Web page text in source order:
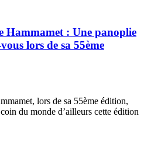
Hammamet : Une panoplie
lors de sa 55ème
lors de sa 55ème édition,
du monde d’ailleurs cette édition